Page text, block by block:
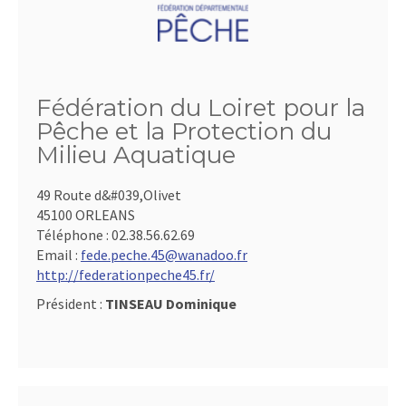
Fédération du Loiret pour la
Pêche et la Protection du
Milieu Aquatique
49 Route d&#039,Olivet
45100 ORLEANS
Téléphone : 02.38.56.62.69
Email : fede.peche.45@wanadoo.fr
http://federationpeche45.fr/
Président : TINSEAU Dominique